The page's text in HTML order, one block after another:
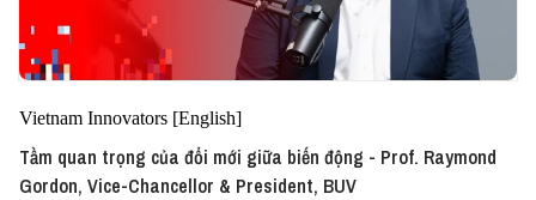
Vietnam Innovators [English]
Tầm quan trọng của đổi mới giữa biến động - Prof. Raymond
Gordon, Vice-Chancellor & President, BUV